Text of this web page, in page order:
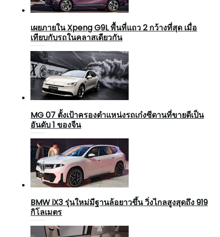
เผยภายใน Xpeng G9L พื้นที่แถว 2 กว้างที่สุด เมื่อ
เทียบกับรถในคลาสเดียวกัน
MG 07 ตั้งเป้าครองตำแหน่งรถเก๋งซีดานที่ขายดีเป็น
อันดับ 1 ของจีน
BMW iX3 รุ่นใหม่มีฐานล้อยาวขึ้น วิ่งไกลสูงสุดถึง 919
กิโลเมตร